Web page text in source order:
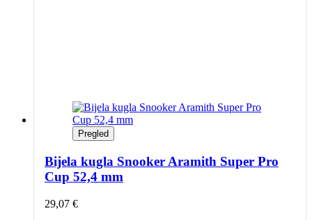
Pregled
Bijela kugla Snooker Aramith Super Pro
Cup 52,4 mm
29,07 €